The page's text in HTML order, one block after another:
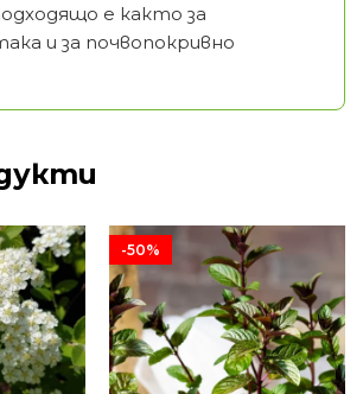
е както за
и за почвопокривно
-50%